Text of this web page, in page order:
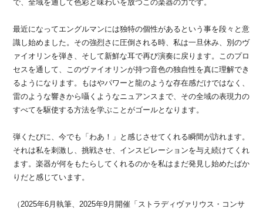
で、全域を通して色彩と味わいを放つこの楽器の力です。
最近になってエングルマンには独特の個性があるという事を段々と意
識し始めました。その強烈さに圧倒される時、私は一旦休み、別のヴ
ァイオリンを弾き、そして新鮮な耳で再び演奏に戻ります。このプロ
セスを通して、このヴァイオリンが持つ音色の独自性を真に理解でき
るようになります。もはやパワーと龍のような存在感だけではなく、
雷のような響きから囁くようなニュアンスまで、その全域の表現力の
すべてを駆使する方法を学ぶことがゴールとなります。
弾くたびに、今でも「わあ！」と感じさせてくれる瞬間が訪れます。
それは私を刺激し、挑戦させ、インスピレーションを与え続けてくれ
ます。楽器が何をもたらしてくれるのかを私はまだ発見し始めたばか
りだと感じています。
（2025年6月執筆、2025年9月開催「ストラディヴァリウス・コンサ